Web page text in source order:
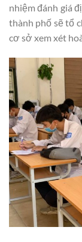
nhiệm đánh giá
thành phố sẽ tổ
cơ sở xem xét